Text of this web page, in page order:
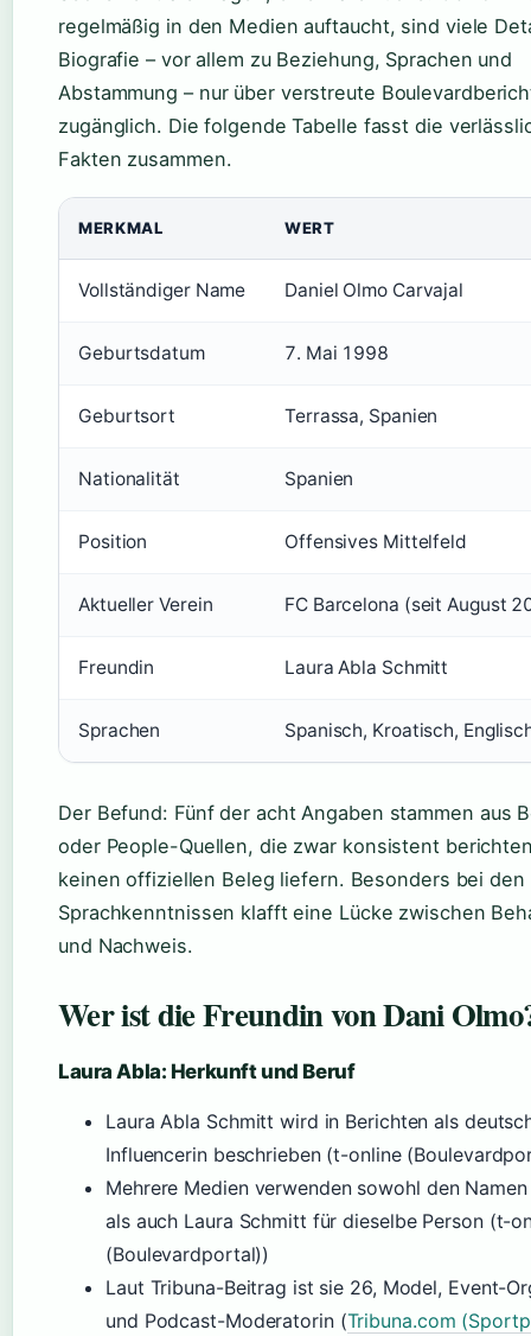
regelmäßig in den Medien auftaucht, sind viele
Biografie – vor allem zu Beziehung, Sprachen und
Abstammung – nur über verstreute
zugänglich. Die folgende Tabelle fasst die
Fakten zusammen.
MERKMAL WERT
Vollständiger Name Daniel Olmo Carvajal
Geburtsdatum 7. Mai 1998
Geburtsort Terrassa, Spanien
Nationalität Spanien
Position Offensives Mittelfeld
Aktueller Verein FC Barcelona (seit August
Freundin Laura Abla Schmitt
Sprachen Spanisch, Kroatisch,
Der Befund: Fünf der acht Angaben stammen aus
oder People-Quellen, die zwar konsistent
keinen offiziellen Beleg liefern. Besonders bei den
Sprachkenntnissen klafft eine Lücke zwischen
und Nachweis.
Wer ist die Freundin von Dani
Laura Abla: Herkunft und Beruf
Laura Abla Schmitt wird in Berichten als
Influencerin beschrieben (t-online
Mehrere Medien verwenden sowohl den
als auch Laura Schmitt für dieselbe Person (t-
(Boulevardportal))
Laut Tribuna-Beitrag ist sie 26, Model, Event-
und Podcast-Moderatorin (Tribuna.com